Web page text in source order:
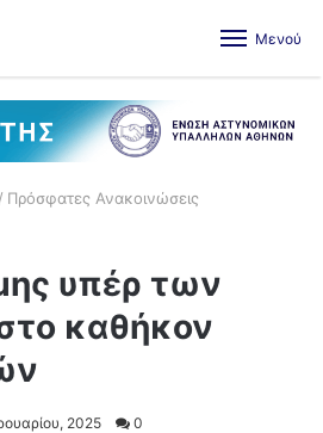
Μενού
/ Πρόσφατες Ανακοινώσεις
υπέρ των
καθήκον
2025 0